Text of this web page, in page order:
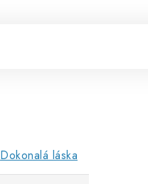
Dokonalá láska